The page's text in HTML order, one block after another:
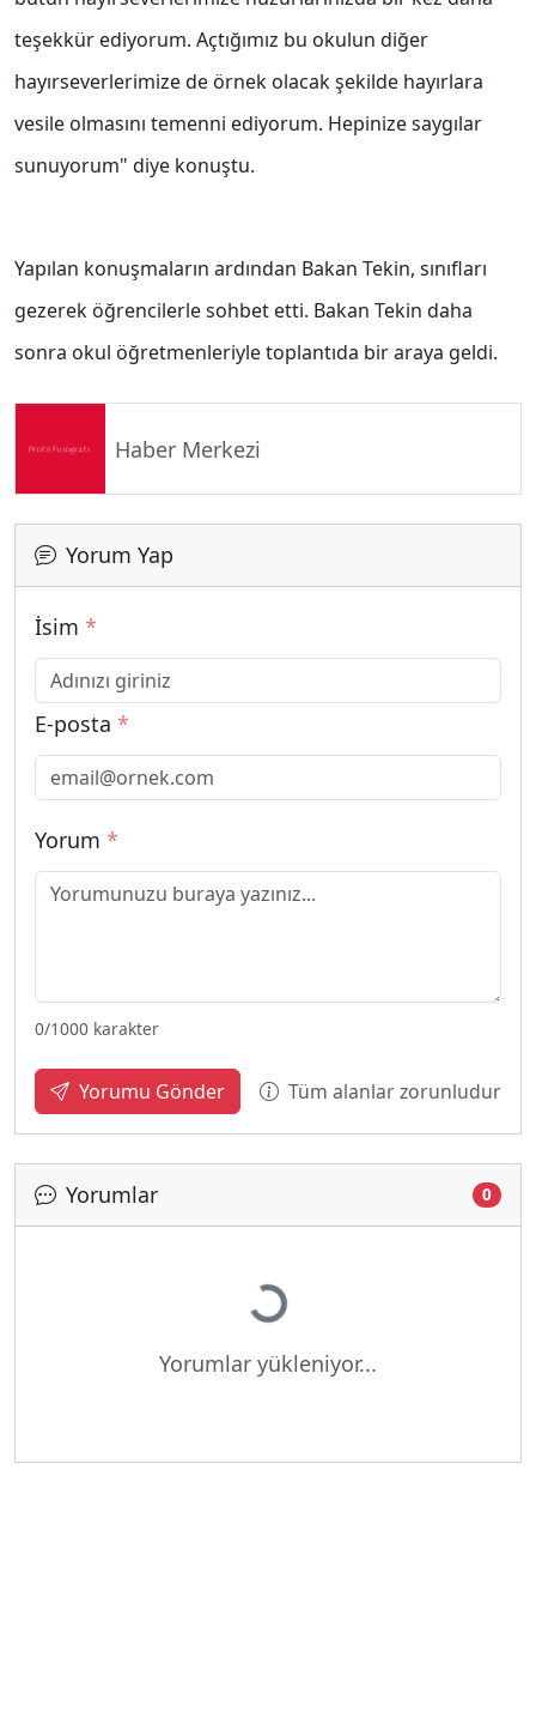
teşekkür ediyorum. Açtığımız bu okulun diğer
hayırseverlerimize de örnek olacak şekilde hayırlara
vesile olmasını temenni ediyorum. Hepinize saygılar
sunuyorum" diye konuştu.
Yapılan konuşmaların ardından Bakan Tekin, sınıfları
gezerek öğrencilerle sohbet etti. Bakan Tekin daha
sonra okul öğretmenleriyle toplantıda bir araya geldi.
Haber Merkezi
Yorum Yap
İsim *
E-posta *
Yorum *
0/1000 karakter
Yorumu Gönder Tüm alanlar zorunludur
Yorumlar 0
Yükleniyor...
Yorumlar yükleniyor...